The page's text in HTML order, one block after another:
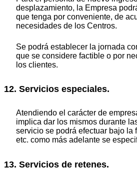
desplazamiento, la Empresa
que tenga por conveniente, de
necesidades de los Centros.
Se podrá establecer la jornada
que se considere factible o por
los clientes.
12. Servicios especiales.
Atendiendo el carácter de
implica dar los mismos durante
servicio se podrá efectuar bajo la
etc. como más adelante se
13. Servicios de retenes.